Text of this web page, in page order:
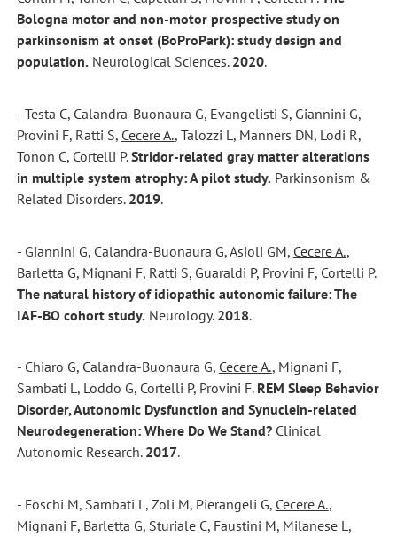
Bologna motor and non-motor prospective study on
parkinsonism at onset (BoProPark): study design and
population. Neurological Sciences. 2020.
- Testa C, Calandra-Buonaura G, Evangelisti S, Giannini G,
Provini F, Ratti S, Cecere A., Talozzi L, Manners DN, Lodi R,
Tonon C, Cortelli P.Stridor-related gray matter alterations
in multiple system atrophy: A pilot study. Parkinsonism &
Related Disorders. 2019.
- Giannini G, Calandra-Buonaura G, Asioli GM, Cecere A.,
Barletta G, Mignani F, Ratti S, Guaraldi P, Provini F, Cortelli P.
The natural history of idiopathic autonomic failure: The
IAF-BO cohort study. Neurology. 2018.
- Chiaro G, Calandra-Buonaura G, Cecere A., Mignani F,
Sambati L, Loddo G, Cortelli P, Provini F. REM Sleep Behavior
Disorder, Autonomic Dysfunction and Synuclein-related
Neurodegeneration: Where Do We Stand?Clinical
Autonomic Research. 2017.
- Foschi M, Sambati L, Zoli M, Pierangeli G, Cecere A.,
Mignani F, Barletta G, Sturiale C, Faustini M, Milanese L,